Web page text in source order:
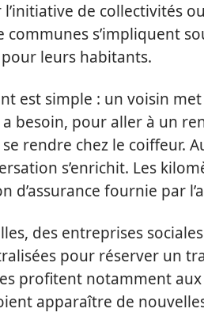
de collectivités
communes s’impliquent
leurs habitants.
est simple : un voisin
a besoin, pour aller à un
rendre chez le coiffeur.
s’enrichit. Les
d’assurance fournie par
des entreprises
pour réserver un
profitent notamment
apparaître de